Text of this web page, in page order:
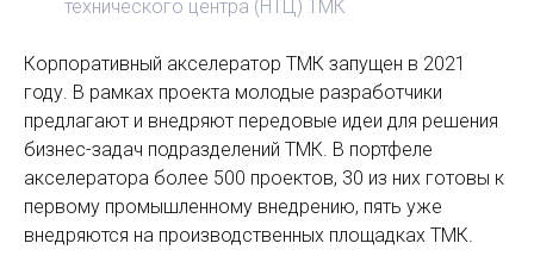
технического центра (НТЦ) ТМК
Корпоративный акселератор ТМК запущен в 2021
году. В рамках проекта молодые разработчики
предлагают и внедряют передовые идеи для решения
бизнес-задач подразделений ТМК. В портфеле
акселератора более 500 проектов, 30 из них готовы к
первому промышленному внедрению, пять уже
внедряются на производственных площадках ТМК.